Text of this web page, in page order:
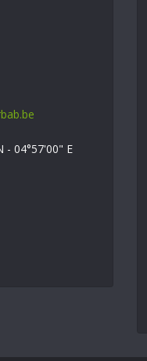
- 04°57'00" E